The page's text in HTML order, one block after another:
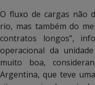
O fluxo de cargas não
rio, mas também do
contratos longos”,
operacional da
muito boa,
Argentina, que teve